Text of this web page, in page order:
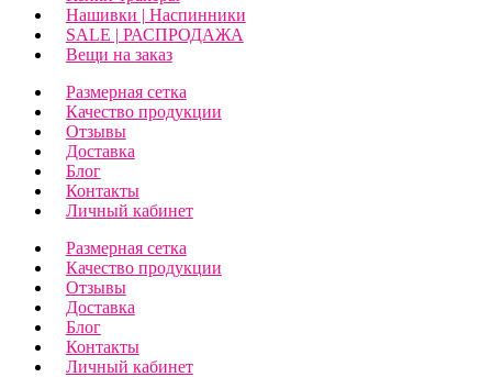
Нашивки | Наспинники
SALE | РАСПРОДАЖА
Вещи на заказ
Размерная сетка
Качество продукции
Отзывы
Доставка
Блог
Контакты
Личный кабинет
Размерная сетка
Качество продукции
Отзывы
Доставка
Блог
Контакты
Личный кабинет